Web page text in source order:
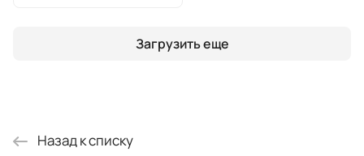
Загрузить еще
Назад к списку